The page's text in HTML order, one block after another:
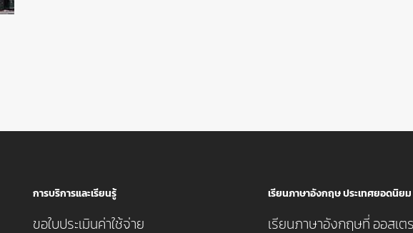
การบริการและเรียนรู้
ขอใบประเมินค่าใช้จ่าย
เรียนภาษาอังกฤษ ประเทศยอดนิยม
เรียนภาษาอังกฤษที่ ออสเต